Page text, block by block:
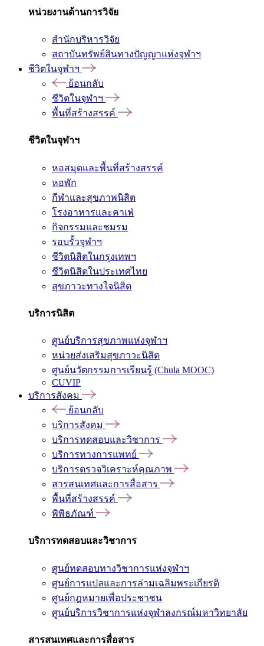
หน่วยงานด้านการวิจัย
สำนักบริหารวิจัย
สถาบันทรัพย์สินทางปัญญาแห่งจุฬาฯ
ชีวิตในจุฬาฯ
ย้อนกลับ
ชีวิตในจุฬาฯ
พื้นที่สร้างสรรค์
ชีวิตในจุฬาฯ
หอสมุดและพื้นที่สร้างสรรค์
หอพัก
กีฬาและสุขภาพนิสิต
โรงอาหารและคาเฟ่
กิจกรรมและชมรม
รอบรั้วจุฬาฯ
ชีวิตนิสิตในกรุงเทพฯ
ชีวิตนิสิตในประเทศไทย
สุขภาวะทางใจนิสิต
บริการนิสิต
ศูนย์บริการสุขภาพแห่งจุฬาฯ
หน่วยส่งเสริมสุขภาวะนิสิต
ศูนย์นวัตกรรมการเรียนรู้ (Chula MOOC)
CUVIP
บริการสังคม
ย้อนกลับ
บริการสังคม
บริการทดสอบและวิชาการ
บริการทางการแพทย์
บริการตรวจวิเคราะห์คุณภาพ
สารสนเทศและการสื่อสาร
พื้นที่สร้างสรรค์
พิพิธภัณฑ์
บริการทดสอบและวิชาการ
ศูนย์ทดสอบทางวิชาการแห่งจุฬาฯ
ศูนย์การแปลและการล่ามเฉลิมพระเกียรติ
ศูนย์กฎหมายเพื่อประชาชน
ศูนย์บริการวิชาการแห่งจุฬาลงกรณ์มหาวิทยาลัย
สารสนเทศและการสื่อสาร